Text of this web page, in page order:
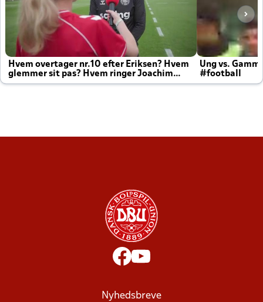
Hvem overtager nr.10 efter Eriksen? Hvem
glemmer sit pas? Hvem ringer Joachim
altid til efter kampe?
Ung vs.
#football
Nyhedsbreve